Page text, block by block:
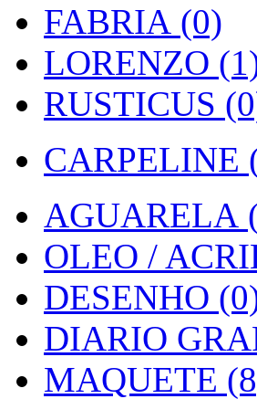
FABRIA (0)
LORENZO
RUSTICUS
CARPELINE
AGUARELA
OLEO /
DESENHO
DIARIO
MAQUETE